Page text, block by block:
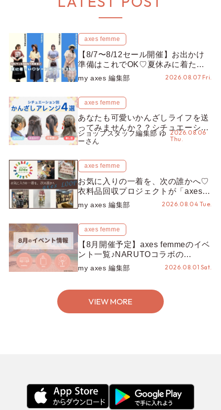
axes femme
【8/7〜8/12セール開催】お出かけ
準備はこれでOK♡夏休みに着たい
コーデ25選をシーン別に徹底解説！
my axes 編集部 2026.08.07 Fri.
axes femme
あなたも可愛いかんざしライフを送
ってみませんか？？シチュエーショ
ン別“かんざし”のオススメ【ショッ
プスタッフ編集部】
ショップスタッフ編集部 ゆ
ーさん
2026.08.06
Thu.
axes femme
お気に入りの一着を、次の誰かへ♡
衣料品回収プロジェクトが「axes
LOOP」にアップデート！活用する
とポイントが手に入る◎
my axes 編集部 2026.08.04 Tue.
axes femme
【8月開催予定】axes femmeのイベ
ント一覧♪NARUTOコラボの
REZEN POPUPから、プチYour
Stage.、ティーパーティまで！8月
my axes 編集部 2026.08.01 Sat.
VIEW MORE